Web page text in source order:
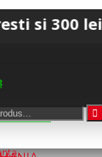
lei in